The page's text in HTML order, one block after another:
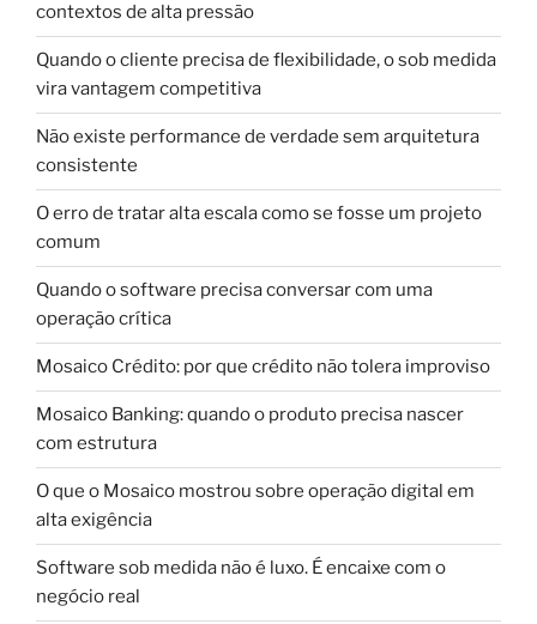
contextos de alta pressão
Quando o cliente precisa de flexibilidade, o sob medida
vira vantagem competitiva
Não existe performance de verdade sem arquitetura
consistente
O erro de tratar alta escala como se fosse um projeto
comum
Quando o software precisa conversar com uma
operação crítica
Mosaico Crédito: por que crédito não tolera improviso
Mosaico Banking: quando o produto precisa nascer
com estrutura
O que o Mosaico mostrou sobre operação digital em
alta exigência
Software sob medida não é luxo. É encaixe com o
negócio real